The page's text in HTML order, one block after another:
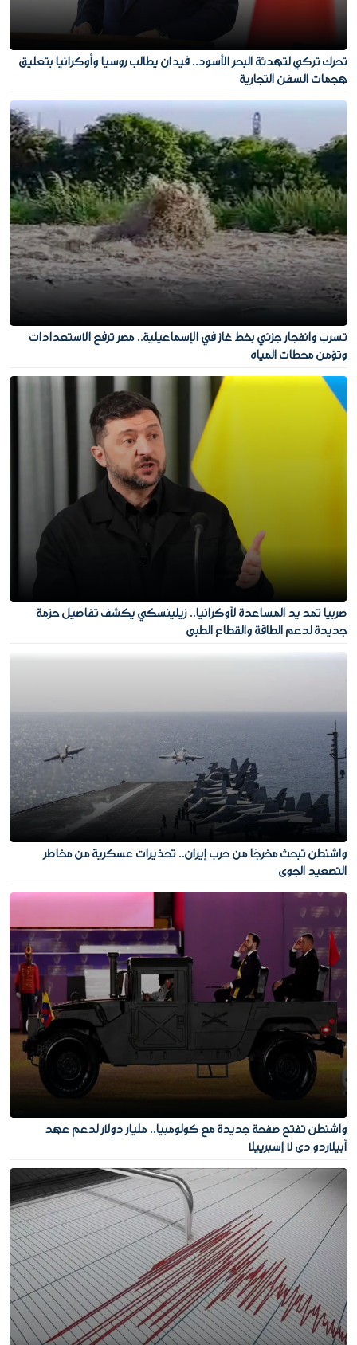
تحرك تركي لتهدئة البحر الأسود.. فيدان يطالب روسيا وأوكرانيا بتعليق
هجمات السفن التجارية
تسرب وانفجار جزئي بخط غاز في الإسماعيلية.. مصر ترفع الاستعدادات
وتؤمن محطات المياه
صربيا تمد يد المساعدة لأوكرانيا.. زيلينسكي يكشف تفاصيل حزمة
جديدة لدعم الطاقة والقطاع الطبي
واشنطن تبحث مخرجًا من حرب إيران.. تحذيرات عسكرية من مخاطر
التصعيد الجوي
واشنطن تفتح صفحة جديدة مع كولومبيا.. مليار دولار لدعم عهد
أبيلاردو دي لا إسبرييلا